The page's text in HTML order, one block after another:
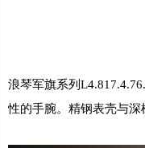
浪琴军旗系列
性的手腕。精钢表壳与深